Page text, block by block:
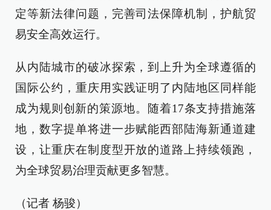
定等新法律问题，完善司法保障机制，护航贸
易安全高效运行。
从内陆城市的破冰探索，到上升为全球遵循的
国际公约，重庆用实践证明了内陆地区同样能
成为规则创新的策源地。随着17条支持措施落
地，数字提单将进一步赋能西部陆海新通道建
设，让重庆在制度型开放的道路上持续领跑，
为全球贸易治理贡献更多智慧。
（记者 杨骏）